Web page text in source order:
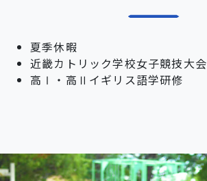
夏季休暇
近畿カトリック学校女子競技大会
高Ⅰ・高Ⅱイギリス語学研修